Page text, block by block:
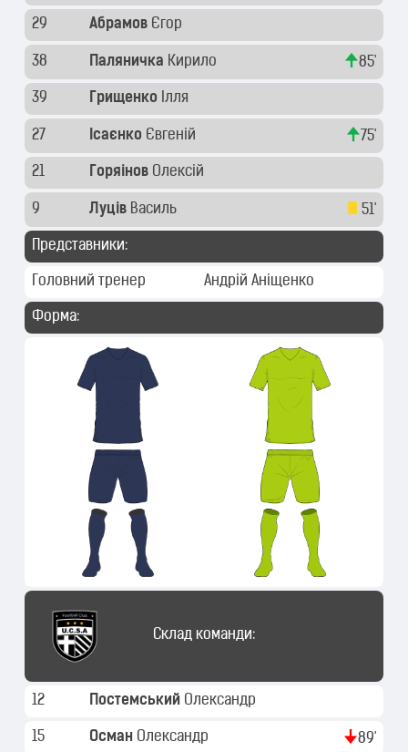
29 Абрамов Єгор
38 Паляничка Кирило 85'
39 Грищенко Ілля
27 Ісаєнко Євгеній 75'
21 Горяінов Олексій
9 Луців Василь 51'
Представники:
Головний тренер Андрій Аніщенко
Форма:
Склад команди:
12 Постемський Олександр
15 Осман Олександр 89'